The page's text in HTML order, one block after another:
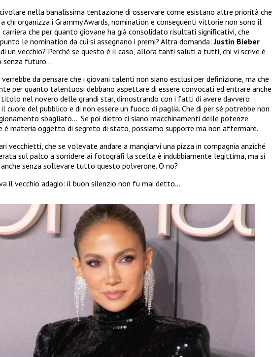
nella banalissima tentazione di osservare come esistano altre priorità che
chi organizza i Grammy Awards, nomination e conseguenti vittorie non sono il
carriera che per quanto giovane ha già consolidato risultati significativi, che
le nomination da cui si assegnano i premi? Altra domanda: Justin Bieber
un vecchio? Perché se questo è il caso, allora tanti saluti a tutti, chi vi scrive è
senza futuro…
da pensare che i giovani talenti non siano esclusi per definizione, ma che
per quanto talentuosi debbano aspettare di essere convocati ed entrare anche
nel novero delle grandi star, dimostrando con i fatti di avere davvero
cuore del pubblico e di non essere un fuoco di paglia. Che di per sé potrebbe non
sbagliato… Se poi dietro ci siano macchinamenti delle potenze
è materia oggetto di segreto di stato, possiamo supporre ma non affermare.
vecchietti, che se volevate andare a mangiarvi una pizza in compagnia anziché
sul palco a sorridere ai fotografi la scelta è indubbiamente legittima, ma si
senza sollevare tutto questo polverone. O no?
il vecchio adagio: il buon silenzio non fu mai detto…